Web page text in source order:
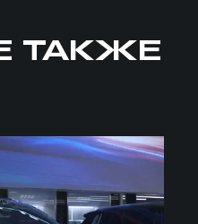
ТАКЖЕ